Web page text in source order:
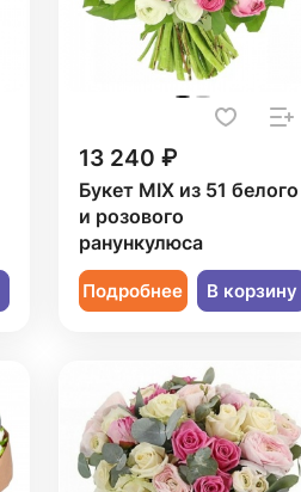
13 240 ₽
Букет MIX из 51 белого
и розового
ранункулюса
Подробнее В корзину